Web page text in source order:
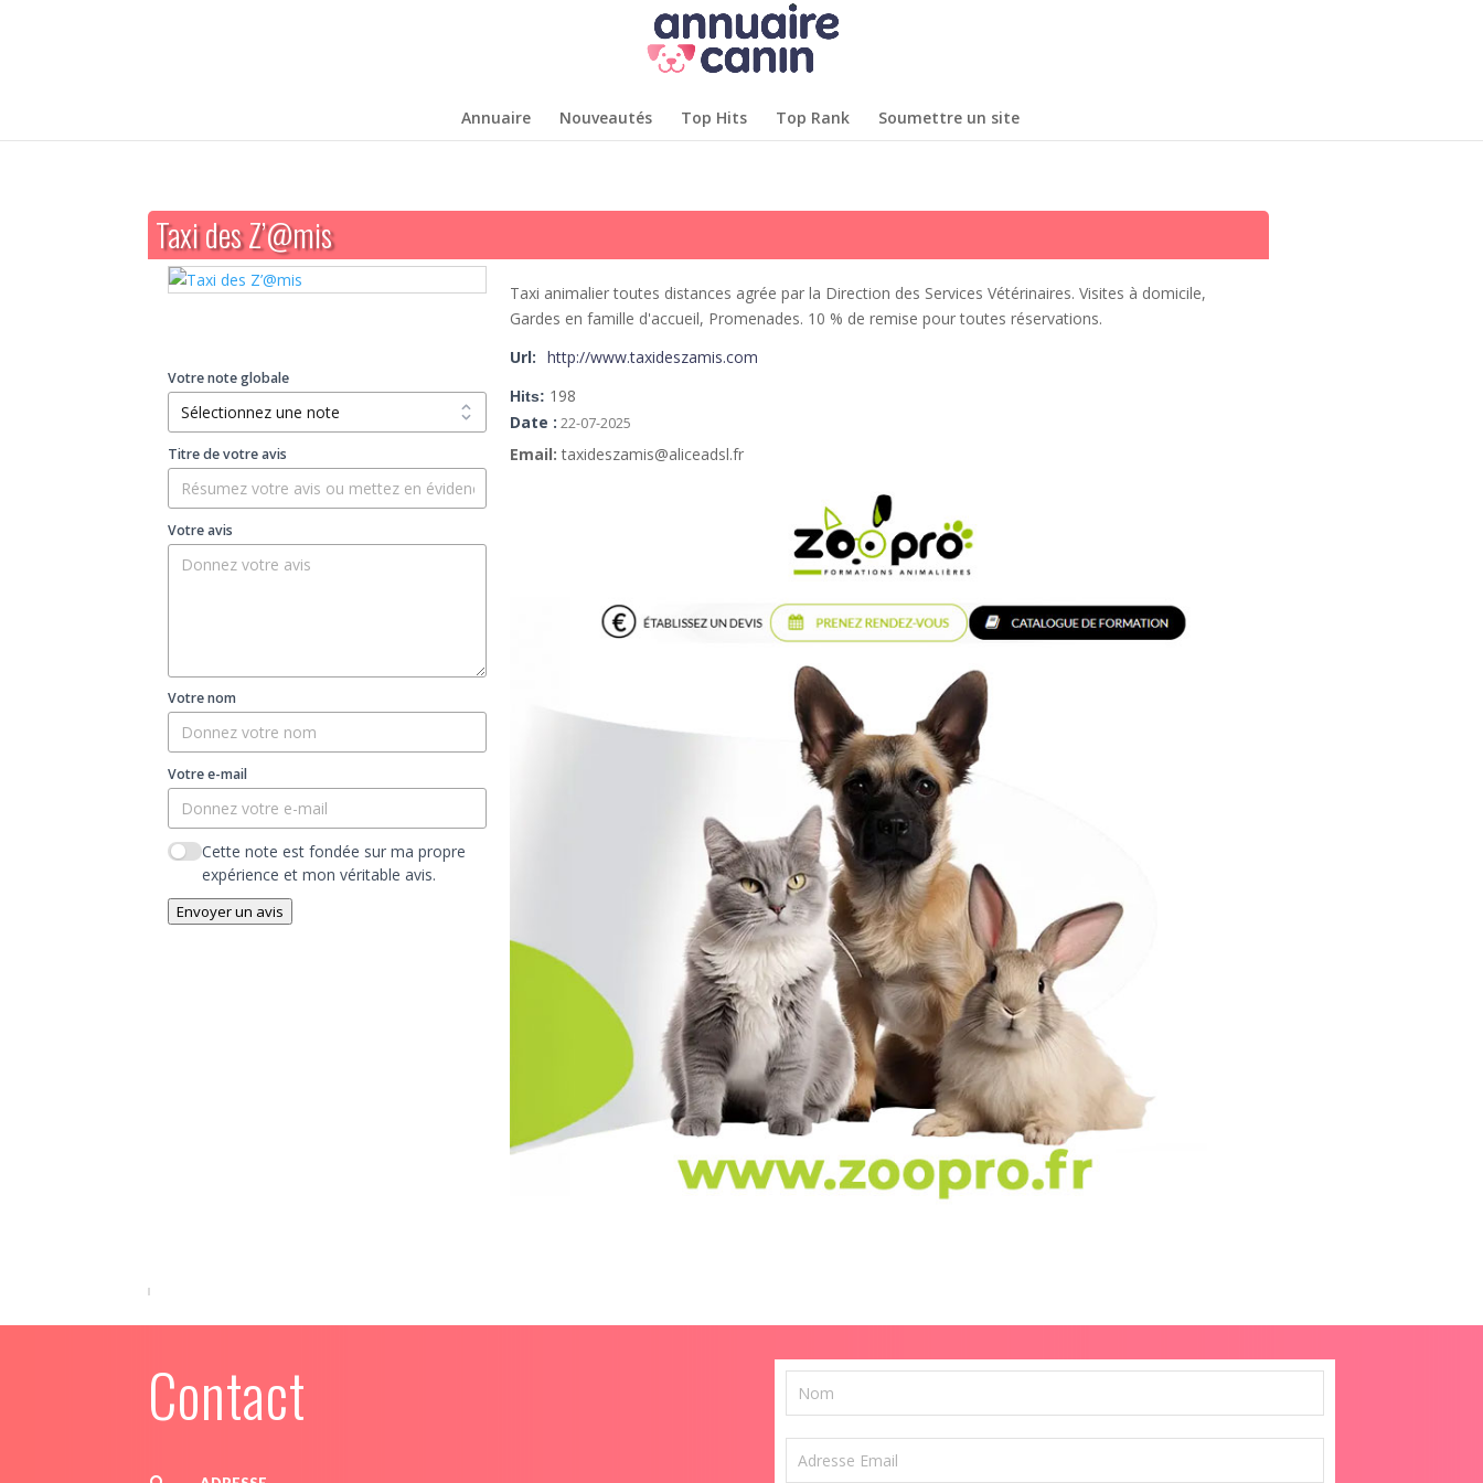
Annuaire Nouveautés Top Hits Top Rank Soumettre un site
Taxi des Z’@mis
Votre note globale
Titre de votre avis
Votre avis
Votre nom
Votre e-mail
Cette note est fondée sur ma propre
expérience et mon véritable avis.
Envoyer un avis
Taxi animalier toutes distances agrée par la Direction des Services Vétérinaires. Visites à domicile,
Gardes en famille d'accueil, Promenades. 10 % de remise pour toutes réservations.
Url:
http://www.taxideszamis.com
Hits: 198
Date : 22-07-2025
Email: taxideszamis@aliceadsl.fr
Contact